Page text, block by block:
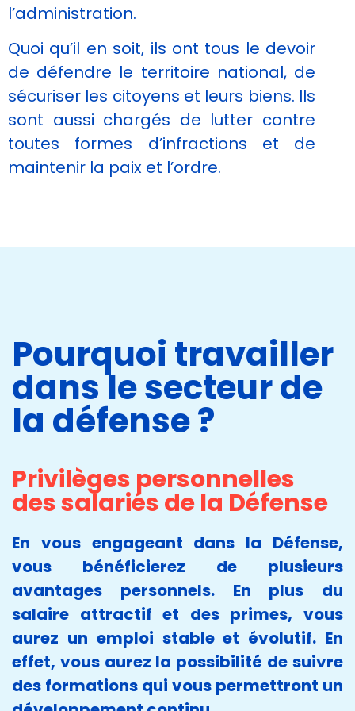
l’administration.
Quoi qu’il en soit, ils ont tous le devoir
de défendre le territoire national, de
sécuriser les citoyens et leurs biens. Ils
sont aussi chargés de lutter contre
toutes formes d’infractions et de
maintenir la paix et l’ordre.
Pourquoi travailler
dans le secteur de
la défense ?
Privilèges personnelles
des salariés de la Défense
En vous engageant dans la Défense,
vous bénéficierez de plusieurs
avantages personnels. En plus du
salaire attractif et des primes, vous
aurez un emploi stable et évolutif. En
effet, vous aurez la possibilité de suivre
des formations qui vous permettront un